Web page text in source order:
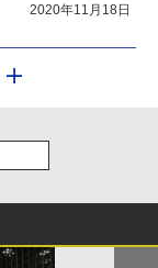
2020年11月18日